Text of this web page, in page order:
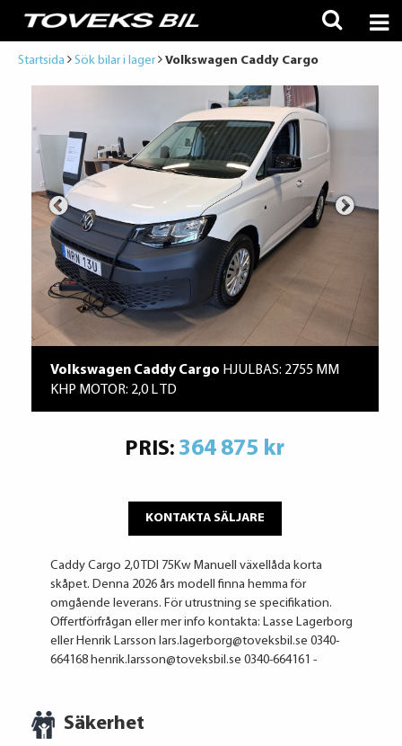
Startsida Sök bilar i lager Volkswagen Caddy Cargo
Volkswagen Caddy Cargo HJULBAS: 2755 MM
KHP MOTOR: 2,0 L TD
PRIS: 364 875 kr
KONTAKTA SÄLJARE
Caddy Cargo 2,0 TDI 75Kw Manuell växellåda korta
skåpet. Denna 2026 års modell finna hemma för
omgående leverans. För utrustning se specifikation.
Offertförfrågan eller mer info kontakta: Lasse Lagerborg
eller Henrik Larsson lars.lagerborg@toveksbil.se 0340-
664168 henrik.larsson@toveksbil.se 0340-664161 -
Säkerhet